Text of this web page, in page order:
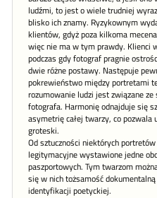
ludźmi, to jest o wiele trudniej
blisko ich znamy. Ryzykownym
klientów, gdyż poza kilkoma
więc nie ma w tym prawdy. Klienci
podczas gdy fotograf pragnie
dwie różne postawy. Następuje
pokrewieństwo między portretami
rozumowanie ludzi jest związane
fotografa. Harmonię odnajduje się
asymetrię całej twarzy, co
groteski.
Od sztuczności niektórych
legitymacyjne wystawione jedne
paszportowych. Tym twarzom
się w nich tożsamość
identyfikacji poetyckiej.